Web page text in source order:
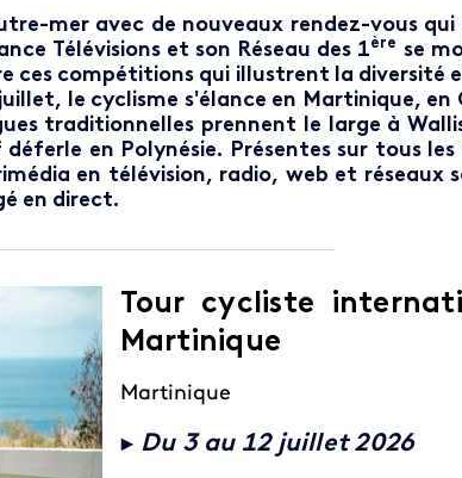
mer avec de nouveaux rendez-vous
Télévisions et son Réseau des 1ère se
ces compétitions qui illustrent la diversité
le cyclisme s'élance en Martinique, en
traditionnelles prennent le large à
en Polynésie. Présentes sur tous les
en télévision, radio, web et réseaux
en direct.
Tour cycliste
Martinique
Martinique
► Du 3 au 12 juillet2026